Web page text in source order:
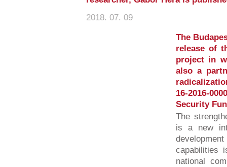
2018. 07. 09
The
release of
project in
also a
16-2016-
Security
The
is a new
capabilities
national